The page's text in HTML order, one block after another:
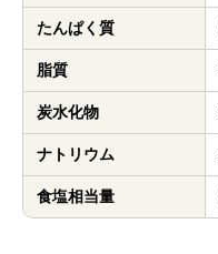
たんぱく質
脂質
炭水化物
ナトリウム
食塩相当量